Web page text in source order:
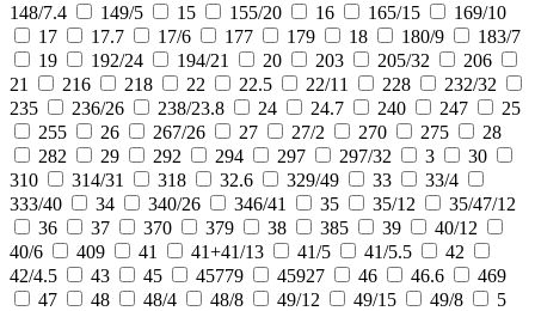
148/7.4
149/5 15 155/20 16 165/15
169/10
17
17.7 17/6 177 179 18 180/9
183/7
19
192/24 194/21 20 203 205/32
206
21
216 218 22 22.5 22/11 228
232/32
235
236/26 238/23.8 24 24.7 240 247
25
255
26 267/26 27 27/2 270 275
28
282
29 292 294 297 297/32 3
30
310
314/31 318 32.6 329/49 33
33/4
333/40
34 340/26 346/41 35 35/12
35/47/12
36
37 370 379 38 385 39
40/12
40/6
409 41 41+41/13 41/5 41/5.5
42
42/4.5
43 45 45779 45927 46 46.6
469
47
48 48/4 48/8 49/12 49/15 49/8
5